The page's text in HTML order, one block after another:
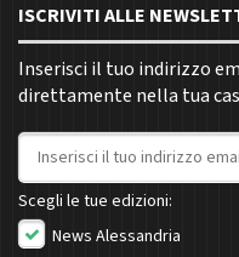
ISCRIVITI ALLE
Inserisci il tuo indirizzo
direttamente nella tua
Indirizzo email
Scegli le tue edizioni:
News Alessandria